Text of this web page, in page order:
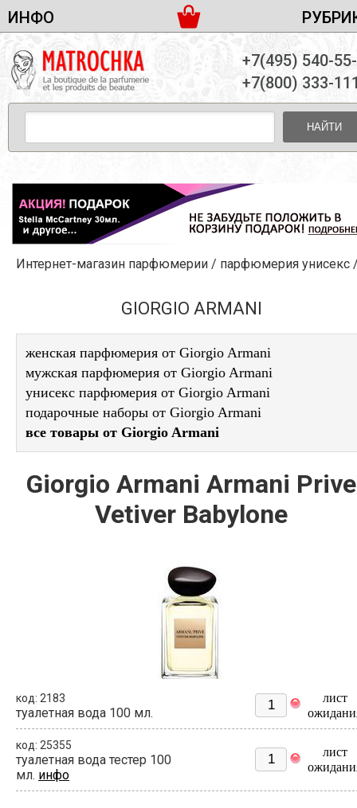
ИНФО
ДОСТАВКА И ОПЛАТА
ПАРТНЕРСТВО
КОНТАКТЫ
ЖЕНСКАЯ ПАРФЮМЕРИЯ
МУЖСКАЯ ПАРФЮМЕРИЯ
УНИСЕКС ПАРФЮМЕРИЯ
ЖЕНСКИЕ НАБОРЫ
МУЖСКИЕ НАБОРЫ
УНИСЕКС НАБОРЫ
УХОД ЗА ЛИЦОМ
УХОД ЗА ТЕЛОМ
ДЕКОРАТИВНАЯ КОСМЕТИКА
+7(495) 540-
+7(800) 333-
НАЙТИ
Интернет-магазин парфюмерии / парфюмерия унисекс
GIORGIO ARMANI
женская парфюмерия от Giorgio Armani
мужская парфюмерия от Giorgio Armani
унисекс парфюмерия от Giorgio Armani
подарочные наборы от Giorgio Armani
все товары от Giorgio Armani
Giorgio Armani Armani Prive
Vetiver Babylone
код: 2183
туалетная вода 100 мл.
лист
код: 25355
туалетная вода тестер 100
мл. инфо
лист